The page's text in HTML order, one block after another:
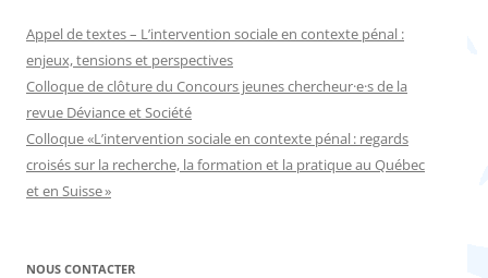
Appel de textes – L’intervention sociale en contexte pénal :
enjeux, tensions et perspectives
Colloque de clôture du Concours jeunes chercheur·e·s de la
revue Déviance et Société
Colloque «L’intervention sociale en contexte pénal : regards
croisés sur la recherche, la formation et la pratique au Québec
et en Suisse »
NOUS CONTACTER